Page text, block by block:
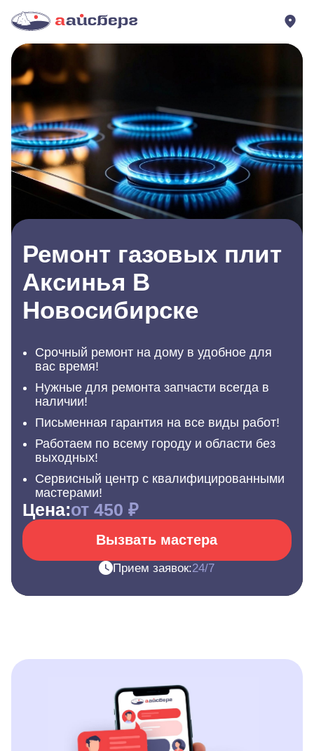
Ремонт газовых плит
Аксинья В
Новосибирске
Срочный ремонт на дому в удобное для
вас время!
Нужные для ремонта запчасти всегда в
наличии!
Письменная гарантия на все виды работ!
Работаем по всему городу и области без
выходных!
Сервисный центр с квалифицированными
мастерами!
Цена:от 450 ₽
Вызвать мастера
Прием заявок:24/7